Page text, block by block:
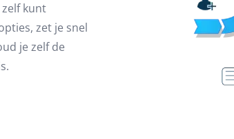
kunt
zet je snel
je zelf de